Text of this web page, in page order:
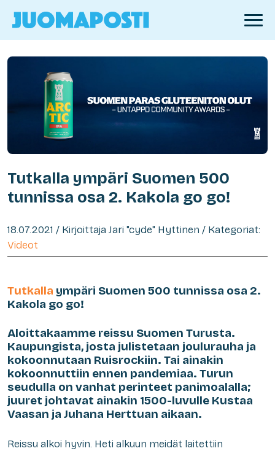
Tutkalla ympäri Suomen 500
tunnissa osa 2. Kakola go go!
18.07.2021 / Kirjoittaja Jari "cyde" Hyttinen / Kategoriat:
Videot
Tutkalla ympäri Suomen 500 tunnissa osa 2.
Kakola go go!
Aloittakaamme reissu Suomen Turusta.
Kaupungista, josta julistetaan joulurauha ja
kokoonnutaan Ruisrockiin. Tai ainakin
kokoonnuttiin ennen pandemiaa. Turun
seudulla on vanhat perinteet panimoalalla;
juuret johtavat ainakin 1500-luvulle Kustaa
Vaasan ja Juhana Herttuan aikaan.
Reissu alkoi hyvin. Heti alkuun meidät laitettiin